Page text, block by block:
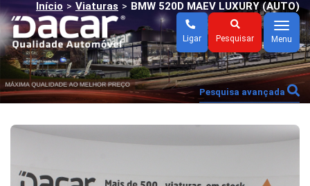
Pesquisar
Ligar
Menu
Menu
Início > Viaturas > BMW 520D MAEV LUXURY (AUTO)
Pesquisa avançada